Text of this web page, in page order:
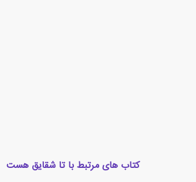
کتاب های مرتبط با تا شقایق هست